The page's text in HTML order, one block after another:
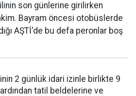
son günlerine girilirken
Bayram öncesi otobüslerde
AŞTİ'de bu defa peronlar boş
2 günlük idari izinle birlikte 9
ardından tatil beldelerine ve